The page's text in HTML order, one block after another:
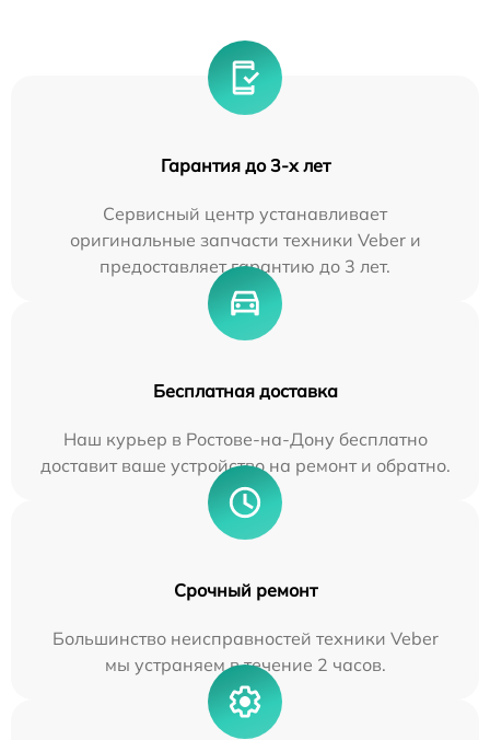
Гарантия до 3-х лет
Сервисный центр устанавливает
оригинальные запчасти техники Veber и
предоставляет гарантию до 3 лет.
Бесплатная доставка
Наш курьер в Ростове-на-Дону бесплатно
доставит ваше устройство на ремонт и обратно.
Срочный ремонт
Большинство неисправностей техники Veber
мы устраняем в течение 2 часов.